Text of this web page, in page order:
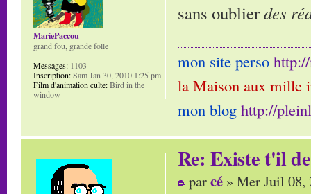
sans oublierdes
mon site perso
la Maison aux mille
mon blog http://
MariePaccou
grand fou, grande folle
Messages: 1103
Inscription:Sam Jan 30, 2010 1:25 pm
Film d'animation culte:Bird in the
window
Re: Existe t'il
parcé » Mer Juil 08,